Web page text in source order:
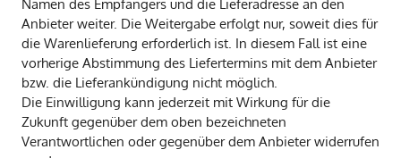
Namen des Empfängers und die Lieferadresse an den
Anbieter weiter. Die Weitergabe erfolgt nur, soweit dies für
die Warenlieferung erforderlich ist. In diesem Fall ist eine
vorherige Abstimmung des Liefertermins mit dem Anbieter
bzw. die Lieferankündigung nicht möglich.
Die Einwilligung kann jederzeit mit Wirkung für die
Zukunft gegenüber dem oben bezeichneten
Verantwortlichen oder gegenüber dem Anbieter widerrufen